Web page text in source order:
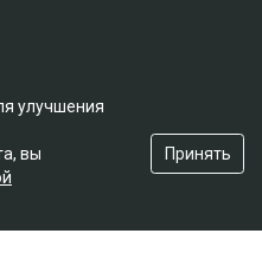
улучшения
вы
Принять